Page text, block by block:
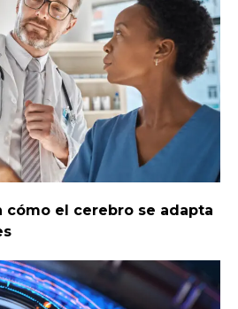
cómo el cerebro se adapta